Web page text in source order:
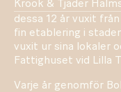
Krook & Tjäder
dessa 12 år vuxit
fin etablering i
vuxit ur sina lokaler
Fattighuset vid Lilla
Varje år genomför